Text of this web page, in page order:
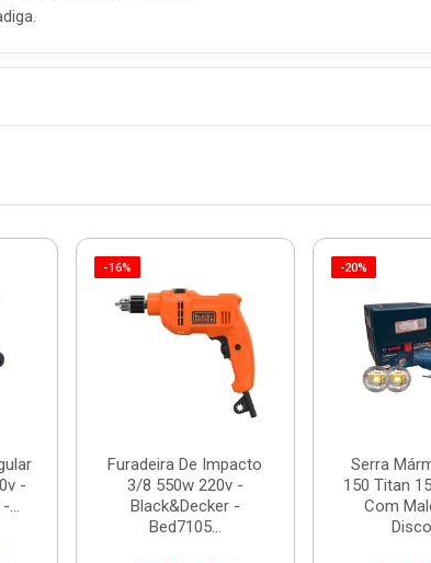
-
...
-16%
Furadeira De Impacto
3/8 550w 220v -
Black&Decker -
Bed7105...
-20%
Serra
150 Titan
Com